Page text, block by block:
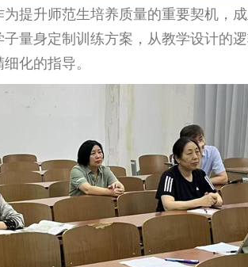
提升师范生培养质量的重要契机，
量身定制训练方案，从教学设计的
化的指导。